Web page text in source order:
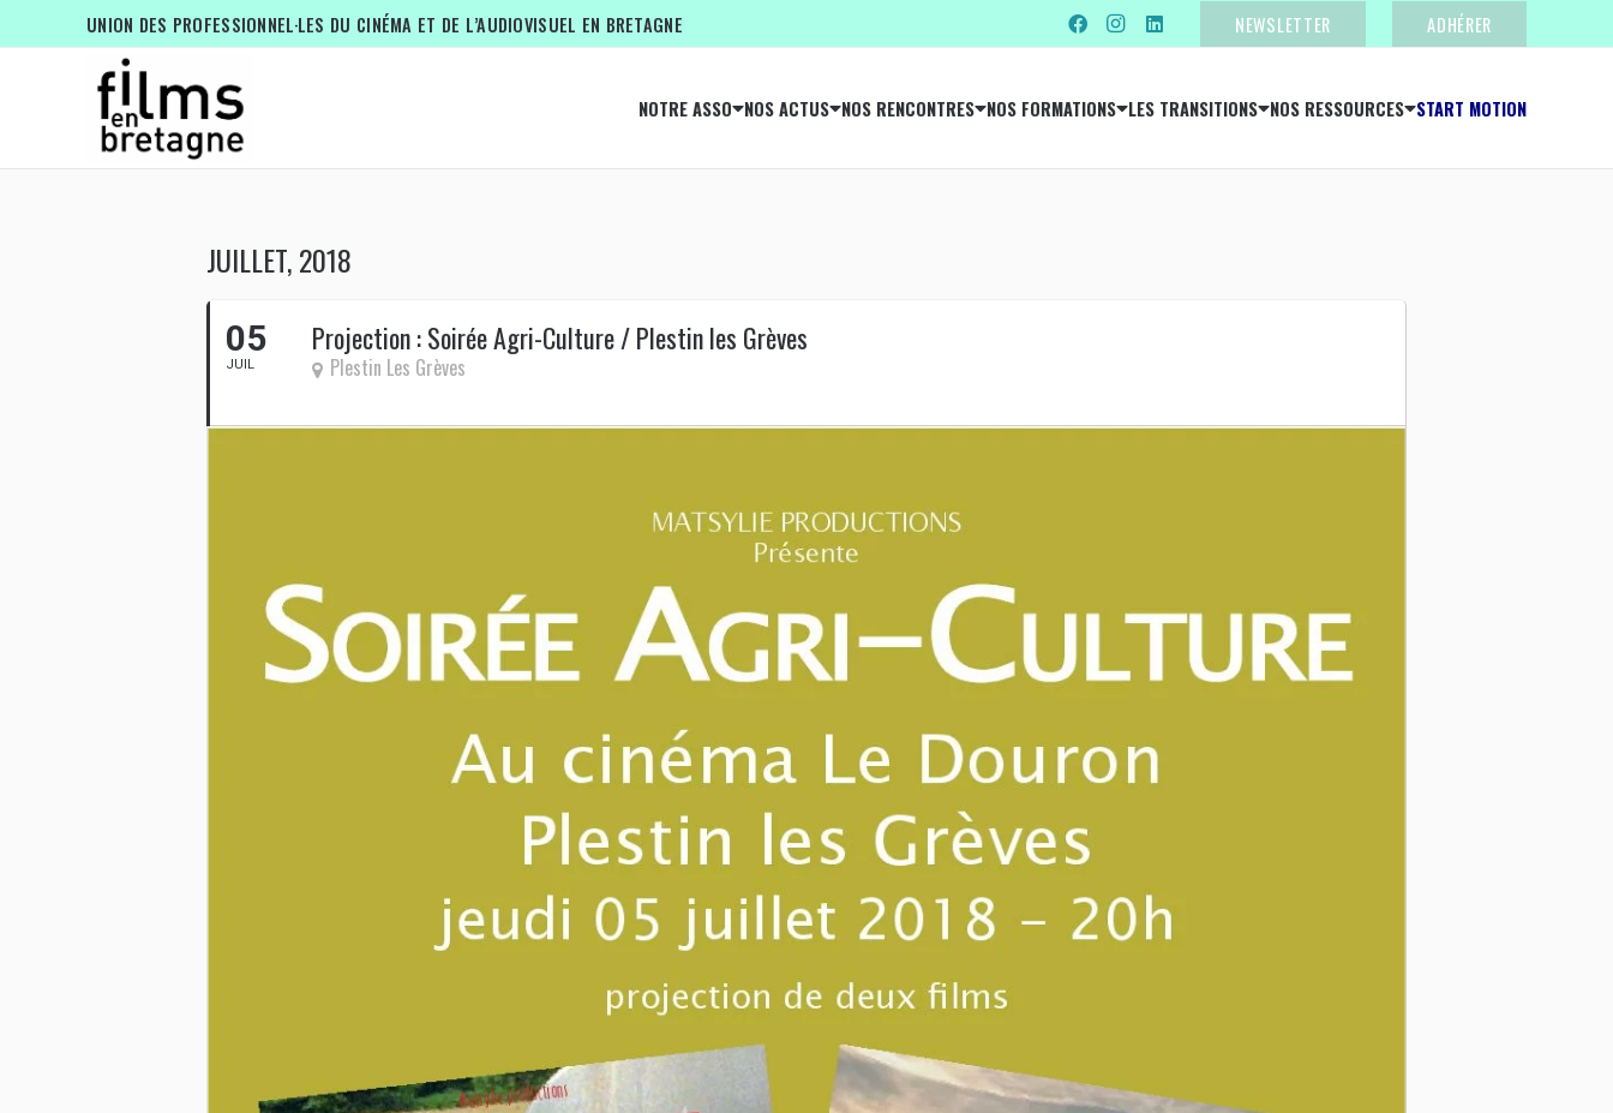
UNION DES PROFESSIONNEL·LES DU CINÉMA ET DE L’AUDIOVISUEL EN BRETAGNE NEWSLETTER ADHÉRER
NOTRE ASSO NOS ACTUS NOS RENCONTRES NOS FORMATIONS LES TRANSITIONS NOS RESSOURCES START MOTION
JUILLET, 2018
05
JUIL
Projection : Soirée Agri-Culture / Plestin les Grèves
Plestin Les Grèves